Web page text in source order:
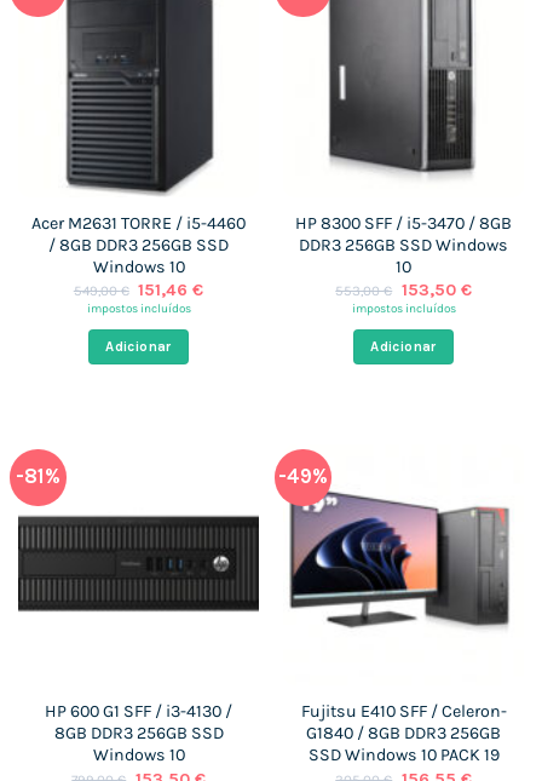
Acer M2631 TORRE / i5-4460
/ 8GB DDR3 256GB SSD
Windows 10
549,00€ O
preço
era:
549,00 €.
151,46€O
impostos incluídos
Adicionar
HP 8300 SFF / i5-3470 / 8GB
DDR3 256GB SSD Windows
10
553,00€ O
preço
era:
553,00 €.
153,50 €O
impostos incluídos
Adicionar
-81%
HP 600 G1 SFF / i3-4130 /
8GB DDR3 256GB SSD
Windows 10
-49%
Fujitsu E410 SFF / Celeron-
G1840 / 8GB DDR3 256GB
SSD Windows 10 PACK 19